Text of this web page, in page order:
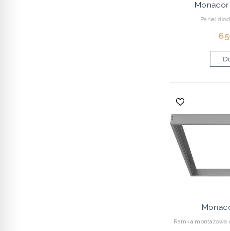
Monacor
Panel
Ramka montażowa